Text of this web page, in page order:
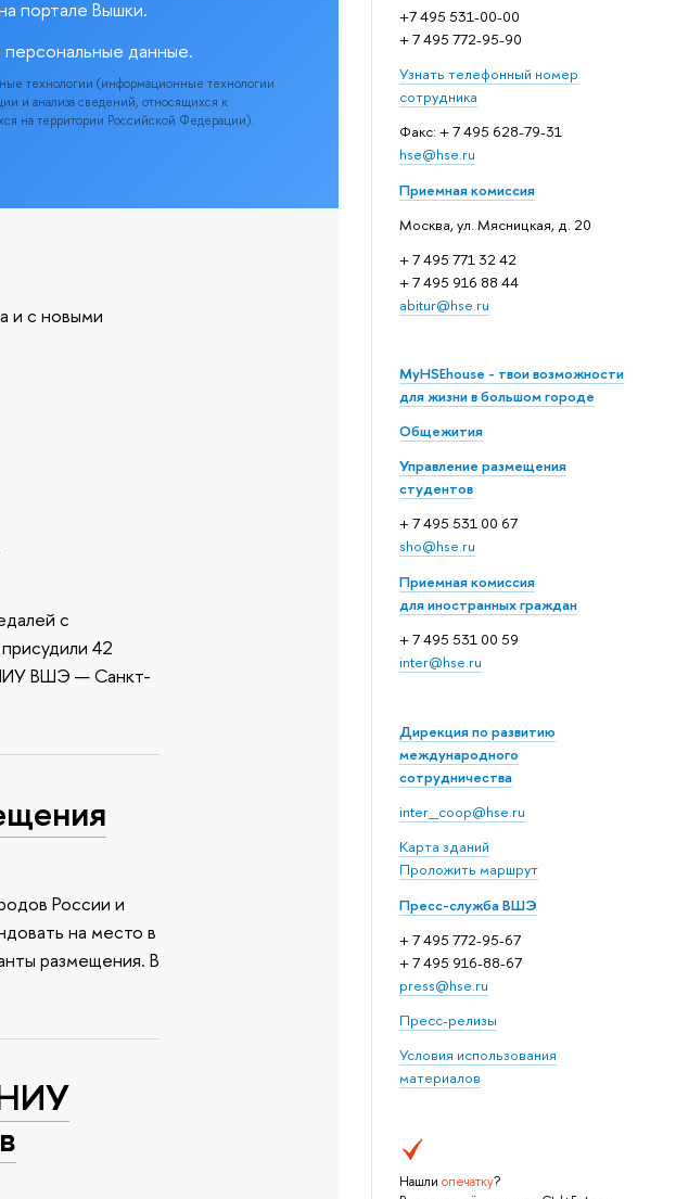
+7 495 531-00-00
+ 7 495 772-95-90
Узнать телефонный номер
сотрудника
Факс: + 7 495 628-79-31
hse@hse.ru
Приемная комиссия
Москва, ул. Мясницкая, д. 20
+ 7 495 771 32 42
+ 7 495 916 88 44
abitur@hse.ru
MyHSEhouse - твои возможности
для жизни в большом городе
Общежития
Управление размещения
студентов
+ 7 495 531 00 67
sho@hse.ru
Приемная комиссия
для иностранных граждан
+ 7 495 531 00 59
inter@hse.ru
Дирекция по развитию
международного
сотрудничества
inter_coop@hse.ru
Карта зданий
Проложить маршрут
Пресс-служба ВШЭ
+ 7 495 772-95-67
+ 7 495 916-88-67
press@hse.ru
Пресс-релизы
Условия использования
материалов
Нашли опечатку?
портале Вышки.
данные.
технологии (информационные технологии
и анализа сведений, относящихся к
на территории Российской Федерации).
и с новыми
с
42
ВШЭ — Санкт-
России и
на место в
размещения. В
НИУ